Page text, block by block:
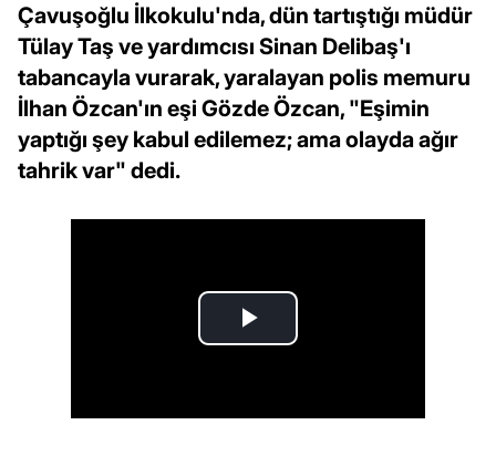
Çavuşoğlu İlkokulu'nda, dün tartıştığı müdür
Tülay Taş ve yardımcısı Sinan Delibaş'ı
tabancayla vurarak, yaralayan polis memuru
İlhan Özcan'ın eşi Gözde Özcan, "Eşimin
yaptığı şey kabul edilemez; ama olayda ağır
tahrik var" dedi.